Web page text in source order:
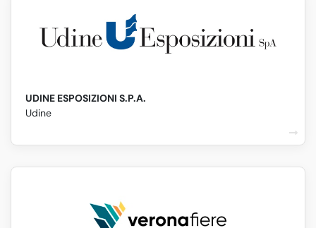
UDINE ESPOSIZIONI S.P.A.
Udine